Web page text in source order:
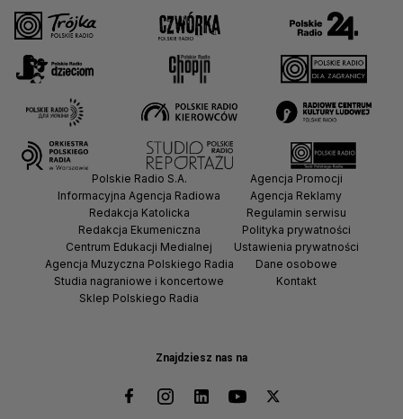
Znajdziesz nas na
Polskie Radio S.A.
Informacyjna Agencja Radiowa
Redakcja Katolicka
Redakcja Ekumeniczna
Centrum Edukacji Medialnej
Agencja Muzyczna Polskiego Radia
Studia nagraniowe i koncertowe
Sklep Polskiego Radia
Agencja Promocji
Agencja Reklamy
Regulamin serwisu
Polityka prywatności
Ustawienia prywatności
Dane osobowe
Kontakt